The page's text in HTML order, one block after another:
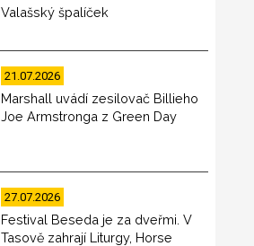
Valašský špalíček
21.07.2026
Marshall uvádí zesilovač Billieho
Joe Armstronga z Green Day
27.07.2026
Festival Beseda je za dveřmi. V
Tasově zahrají Liturgy, Horse